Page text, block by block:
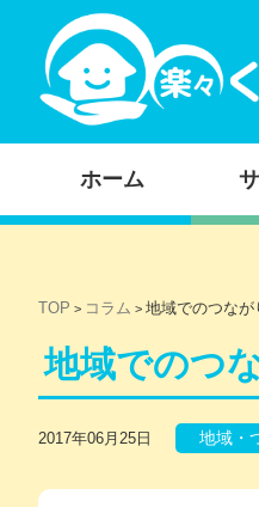
コンテンツに移動
ホーム
TOP > コラム > 地域でのつな
地域でのつ
2017年06月25日 地域・